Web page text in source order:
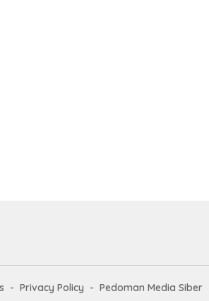
Privacy Policy
Pedoman Media Siber